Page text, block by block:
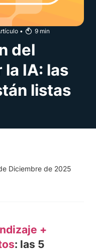
• 9 min
del
IA: las
listas
Diciembre de 2025
+
: las 5